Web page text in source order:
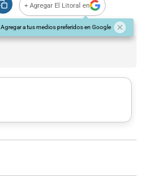
+ Agregar El Litoral en
Agregar a tus medios preferidos en Google